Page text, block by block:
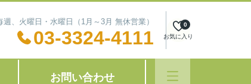
、火曜日・水曜日（1月～3月 無休営業）
03-3324-4111 お気に入り
0
お問い合わせ